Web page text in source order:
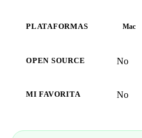
PLATAFORMAS Mac
OPEN SOURCE No
MI FAVORITA No